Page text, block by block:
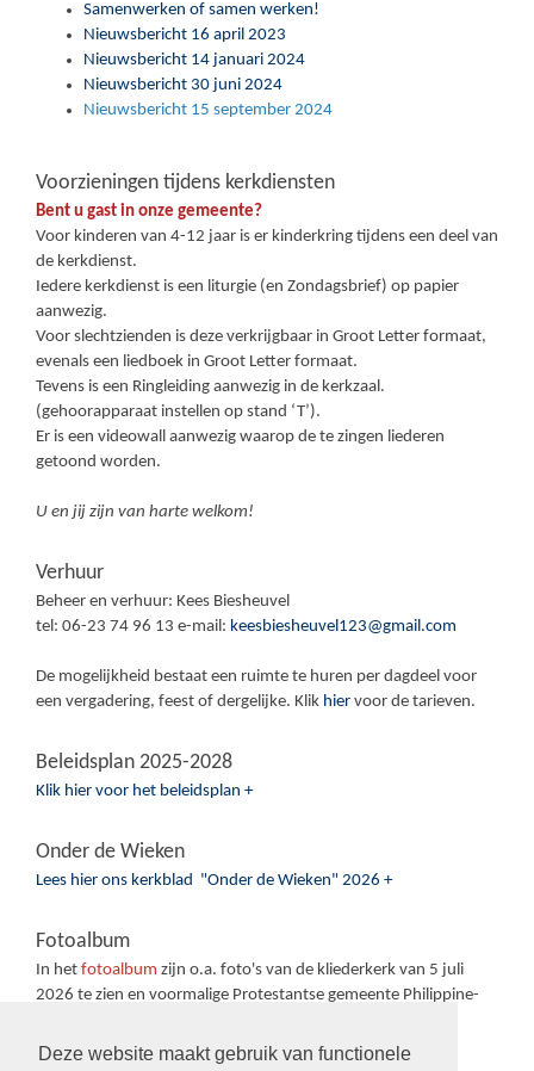
Deze website maakt gebruik van functionele
Samenwerken of samen werken!
Nieuwsbericht 16 april 2023
Nieuwsbericht 14 januari 2024
Nieuwsbericht 30 juni 2024
Nieuwsbericht 15 september 2024
Voorzieningen tijdens kerkdiensten
Bent u gast in onze gemeente?
Voor kinderen van 4-12 jaar is er kinderkring tijdens een deel van
de kerkdienst.
Iedere kerkdienst is een liturgie (en Zondagsbrief) op papier
aanwezig.
Voor slechtzienden is deze verkrijgbaar in Groot Letter formaat,
evenals een liedboek in Groot Letter formaat.
Tevens is een Ringleiding aanwezig in de kerkzaal.
(gehoorapparaat instellen op stand ‘T’).
Er is een videowall aanwezig waarop de te zingen liederen
getoond worden.
U en jij zijn van harte welkom!
Verhuur
Beheer en verhuur: Kees Biesheuvel
tel: 06-23 74 96 13 e-mail: keesbiesheuvel123@gmail.com
De mogelijkheid bestaat een ruimte te huren per dagdeel voor
een vergadering, feest of dergelijke. Klik hier voor de tarieven.
Beleidsplan 2025-2028
Klik hier voor het beleidsplan +
Onder de Wieken
Lees hier ons kerkblad "Onder de Wieken" 2026 +
Fotoalbum
In het fotoalbum zijn o.a. foto's van de kliederkerk van 5 juli
2026 te zien en voormalige Protestantse gemeente Philippine-